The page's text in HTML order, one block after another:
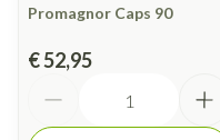
Promagnor Caps 90
€ 52,95